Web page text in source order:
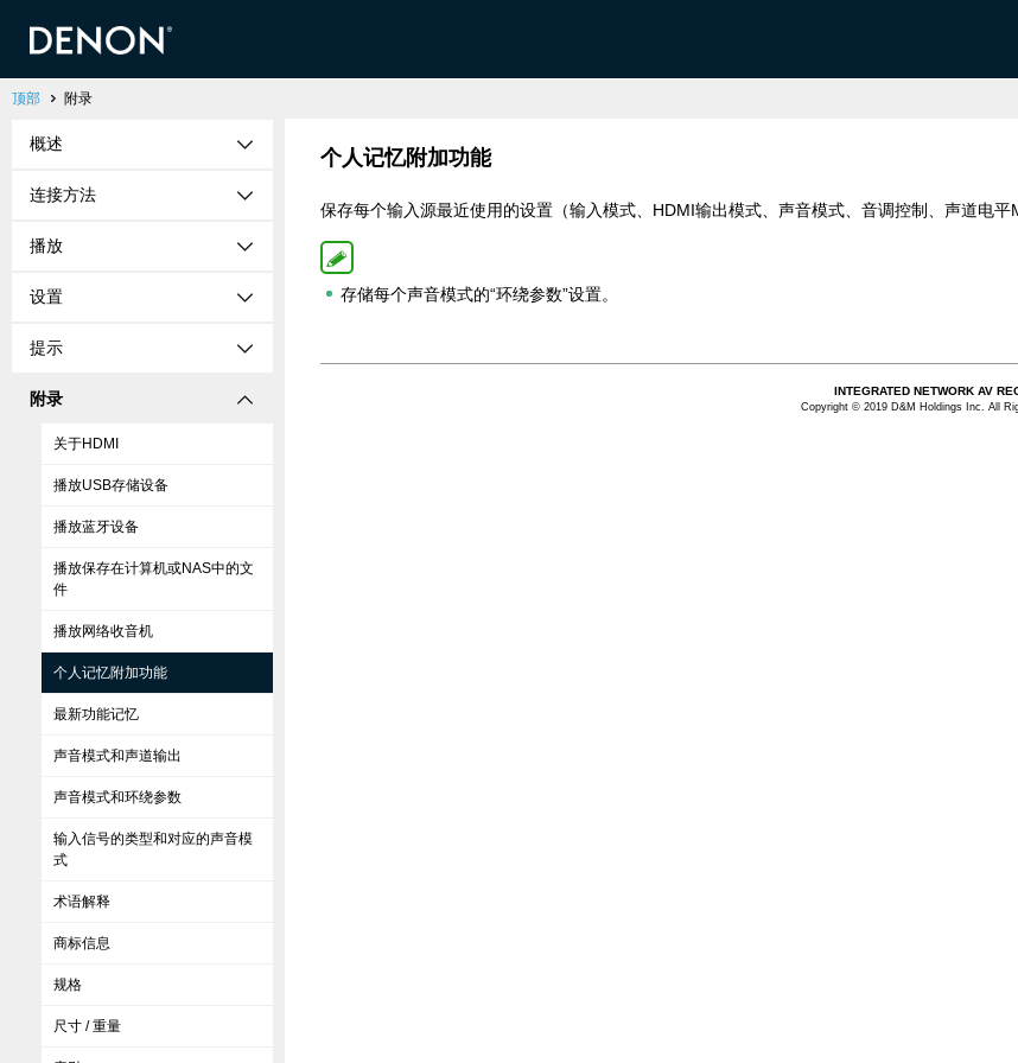
顶部 附录
概述
连接方法
播放
设置
提示
附录
关于HDMI
播放USB存储设备
播放蓝牙设备
播放保存在计算机或NAS中的文
件
播放网络收音机
个人记忆附加功能
最新功能记忆
声音模式和声道输出
声音模式和环绕参数
输入信号的类型和对应的声音模
式
术语解释
商标信息
规格
尺寸 / 重量
个人记忆附加功能
保存每个输入源最近使用的设置（输入模式、HDMI输出模式、声音模式、音调控制、声道电平
存储每个声音模式的“环绕参数”设置。
INTEGRATED NETWORK AV
Copyright © 2019 D&M Holdings Inc. All